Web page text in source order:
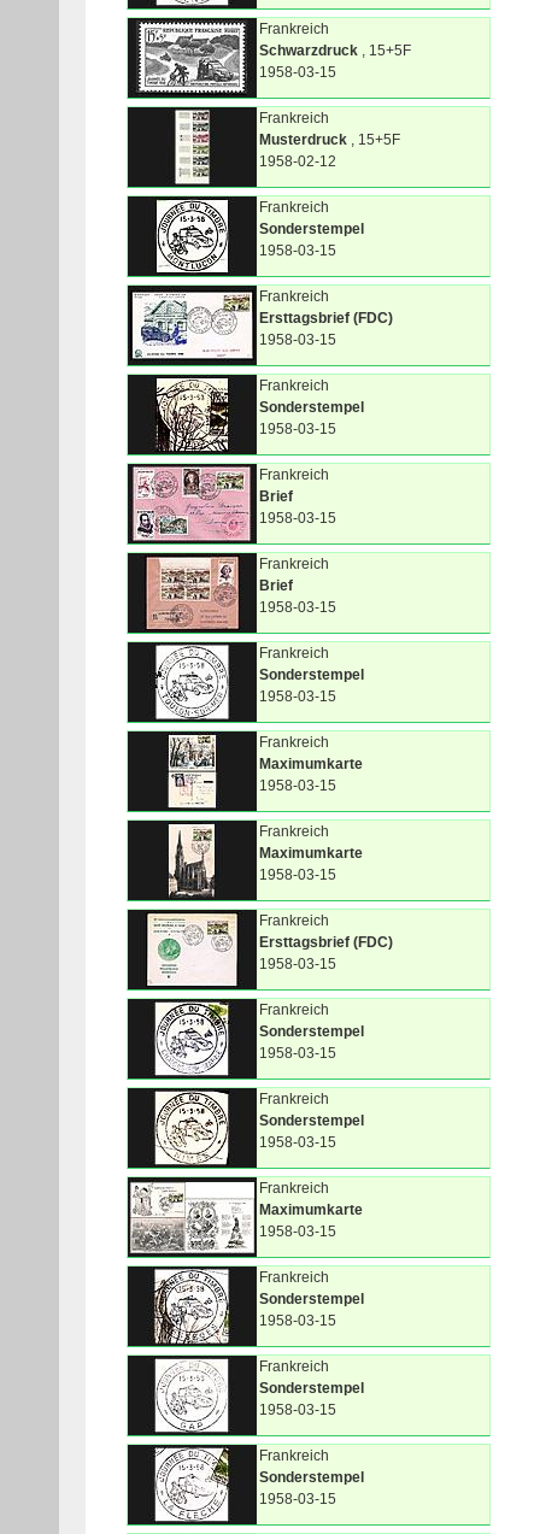
Frankreich
Schwarzdruck , 15+5F
1958-03-15
Frankreich
Musterdruck , 15+5F
1958-02-12
Frankreich
Sonderstempel
1958-03-15
Frankreich
Ersttagsbrief (FDC)
1958-03-15
Frankreich
Sonderstempel
1958-03-15
Frankreich
Brief
1958-03-15
Frankreich
Brief
1958-03-15
Frankreich
Sonderstempel
1958-03-15
Frankreich
Maximumkarte
1958-03-15
Frankreich
Maximumkarte
1958-03-15
Frankreich
Ersttagsbrief (FDC)
1958-03-15
Frankreich
Sonderstempel
1958-03-15
Frankreich
Sonderstempel
1958-03-15
Frankreich
Maximumkarte
1958-03-15
Frankreich
Sonderstempel
1958-03-15
Frankreich
Sonderstempel
1958-03-15
Frankreich
Sonderstempel
1958-03-15